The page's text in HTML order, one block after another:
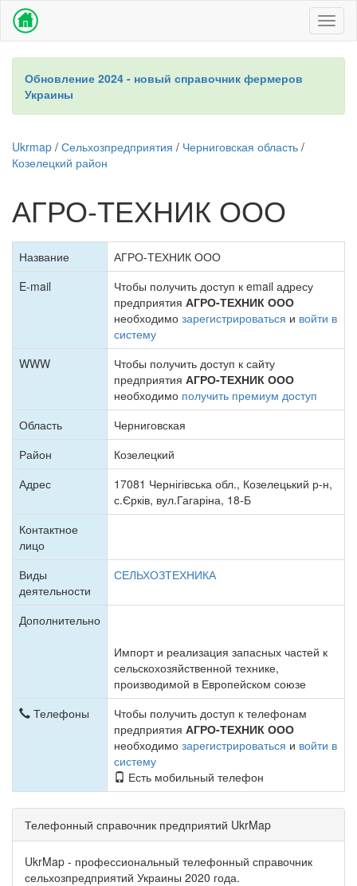
Обновление 2024 - новый справочник фермеров
Украины
Ukrmap / Сельхозпредприятия / Черниговская область /
Козелецкий район
АГРО-ТЕХНИК ООО
Название
АГРО-ТЕХНИК ООО
E-mail
Чтобы получить доступ к email адресу
предприятия АГРО-ТЕХНИК ООО
необходимо зарегистрироваться и войти в
систему
WWW
Чтобы получить доступ к сайту
предприятия АГРО-ТЕХНИК ООО
необходимо получить премиум доступ
Область
Черниговская
Район
Козелецкий
Адрес
17081 Чернігівська обл., Козелецький р-н,
с.Єрків, вул.Гагаріна, 18-Б
Контактное
лицо
Виды
деятельности
СЕЛЬХОЗТЕХНИКА
Дополнительно
Импорт и реализация запасных частей к
сельскохозяйственной технике,
производимой в Европейском союзе
Телефоны
Чтобы получить доступ к телефонам
предприятия АГРО-ТЕХНИК ООО
необходимо зарегистрироваться и войти в
систему
Есть мобильный телефон
Телефонный справочник предприятий UkrMap
UkrMap - профессиональный телефонный справочник
сельхозпредприятий Украины 2020 года.